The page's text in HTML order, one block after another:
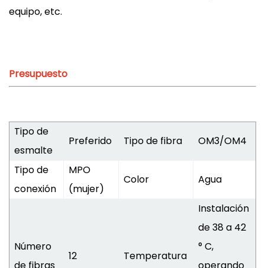
equipo, etc.
Presupuesto
Tipo de
esmalte
Preferido Tipo de fibra OM3/OM4
Tipo de
conexión
MPO
(mujer)
Color Agua
Número
de fibras
12 Temperatura
Instalación
de 38 a 42
° C,
operando